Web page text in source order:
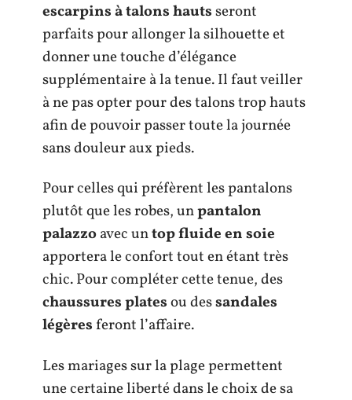
escarpins à talons hautsseront
parfaits pour allonger la silhouette et
donner une touche d’élégance
supplémentaire à la tenue. Il faut veiller
à ne pas opter pour des talons trop hauts
afin de pouvoir passer toute la journée
sans douleur aux pieds.
Pour celles qui préfèrent les pantalons
plutôt que les robes, unpantalon
palazzoavec untop fluide en soie
apportera le confort tout en étant très
chic. Pour compléter cette tenue, des
chaussures platesou dessandales
légèresferont l’affaire.
Les mariages sur la plage permettent
une certaine liberté dans le choix de sa